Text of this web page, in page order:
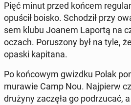
Pięć minut przed końcem
opuścił boisko. Scho­dził przy
sem klubu Joanem Laportą na
oczach. Po­ru­szo­ny był na tyle,
opaski ka­pi­ta­na.
Po koń­co­wym gwizdku Polak
murawie Camp Nou. Naj­pierw
drużyny zaczęła go pod­rzu­cać,